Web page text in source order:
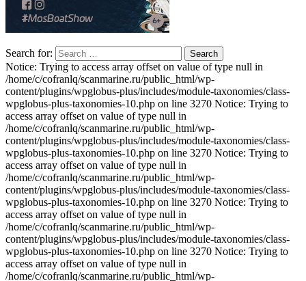
Search for:
Notice: Trying to access array offset on value of type null in /home/c/cofranlq/scanmarine.ru/public_html/wp-content/plugins/wpglobus-plus/includes/module-taxonomies/class-wpglobus-plus-taxonomies-10.php on line 3270 Notice: Trying to access array offset on value of type null in /home/c/cofranlq/scanmarine.ru/public_html/wp-content/plugins/wpglobus-plus/includes/module-taxonomies/class-wpglobus-plus-taxonomies-10.php on line 3270 Notice: Trying to access array offset on value of type null in /home/c/cofranlq/scanmarine.ru/public_html/wp-content/plugins/wpglobus-plus/includes/module-taxonomies/class-wpglobus-plus-taxonomies-10.php on line 3270 Notice: Trying to access array offset on value of type null in /home/c/cofranlq/scanmarine.ru/public_html/wp-content/plugins/wpglobus-plus/includes/module-taxonomies/class-wpglobus-plus-taxonomies-10.php on line 3270 Notice: Trying to access array offset on value of type null in /home/c/cofranlq/scanmarine.ru/public_html/wp-content/plugins/wpglobus-plus/includes/module-taxonomies/class-wpglobus-plus-taxonomies-10.php on line 3270 Notice: Trying to access array offset on value of type null in /home/c/cofranlq/scanmarine.ru/public_html/wp-content/plugins/wpglobus-plus/includes/module-taxonomies/class-wpglobus-plus-taxonomies-10.php on line 3270 Notice: Trying to access array offset on value of type null in /home/c/cofranlq/scanmarine.ru/public_html/wp-content/plugins/wpglobus-plus/includes/module-taxonomies/class-wpglobus-plus-taxonomies-10.php on line 3270 Notice: Trying to access array offset on value of type null in /home/c/cofranlq/scanmarine.ru/public_html/wp-content/plugins/wpglobus-plus/includes/module-taxonomies/class-wpglobus-plus-taxonomies-10.php on line 3270 Notice: Trying to access array offset on value of type null in /home/c/cofranlq/scanmarine.ru/public_html/wp-content/plugins/wpglobus-plus/includes/module-taxonomies/class-wpglobus-plus-taxonomies-10.php on line 3270 Notice: Trying to access array offset on value of type null in /home/c/cofranlq/scanmarine.ru/public_html/wp-content/plugins/wpglobus-plus/includes/module-taxonomies/class-wpglobus-plus-taxonomies-10.php on line 3270 Notice: Trying to access array offset on value of type null in /home/c/cofranlq/scanmarine.ru/public_html/wp-content/plugins/wpglobus-plus/includes/module-taxonomies/class-wpglobus-plus-taxonomies-10.php on line 3270 Notice: Trying to access array offset on value of type null in /home/c/cofranlq/scanmarine.ru/public_html/wp-content/plugins/wpglobus-plus/includes/module-taxonomies/class-wpglobus-plus-taxonomies-10.php on line 3270 Notice: Trying to access array offset on value of type null in /home/c/cofranlq/scanmarine.ru/public_html/wp-content/plugins/wpglobus-plus/includes/module-taxonomies/class-wpglobus-plus-taxonomies-10.php on line 3270 Notice: Trying to access array offset on value of type null in /home/c/cofranlq/scanmarine.ru/public_html/wp-content/plugins/wpglobus-plus/includes/module-taxonomies/class-wpglobus-plus-taxonomies-10.php on line 3270 Notice: Trying to access array offset on value of type null in /home/c/cofranlq/scanmarine.ru/public_html/wp-content/plugins/wpglobus-plus/includes/module-taxonomies/class-wpglobus-plus-taxonomies-10.php on line 3270 Notice: Trying to access array offset on value of type null in /home/c/cofranlq/scanmarine.ru/public_html/wp-content/plugins/wpglobus-plus/includes/module-taxonomies/class-wpglobus-plus-taxonomies-10.php on line 3270 Notice: Trying to access array offset on value of type null in /home/c/cofranlq/scanmarine.ru/public_html/wp-content/plugins/wpglobus-plus/includes/module-taxonomies/class-wpglobus-plus-taxonomies-10.php on line 3270 Notice: Trying to access array offset on value of type null in /home/c/cofranlq/scanmarine.ru/public_html/wp-content/plugins/wpglobus-plus/includes/module-taxonomies/class-wpglobus-plus-taxonomies-10.php on line 3270 Notice: Trying to access array offset on value of type null in /home/c/cofranlq/scanmarine.ru/public_html/wp-content/plugins/wpglobus-plus/includes/module-taxonomies/class-wpglobus-plus-taxonomies-10.php on line 3270 Notice: Trying to access array offset on value of type null in /home/c/cofranlq/scanmarine.ru/public_html/wp-content/plugins/wpglobus-plus/includes/module-taxonomies/class-wpglobus-plus-taxonomies-10.php on line 3270 Notice: Trying to access array offset on value of type null in /home/c/cofranlq/scanmarine.ru/public_html/wp-content/plugins/wpglobus-plus/includes/module-taxonomies/class-wpglobus-plus-taxonomies-10.php on line 3270 Notice: Trying to access array offset on value of type null in /home/c/cofranlq/scanmarine.ru/public_html/wp-content/plugins/wpglobus-plus/includes/module-taxonomies/class-wpglobus-plus-taxonomies-10.php on line 3270 Notice: Trying to access array offset on value of type null in /home/c/cofranlq/scanmarine.ru/public_html/wp-content/plugins/wpglobus-plus/includes/module-taxonomies/class-wpglobus-plus-taxonomies-10.php on line 3270 Notice: Trying to access array offset on value of type null in /home/c/cofranlq/scanmarine.ru/public_html/wp-content/plugins/wpglobus-plus/includes/module-taxonomies/class-wpglobus-plus-taxonomies-10.php on line 3270 Notice: Trying to access array offset on value of type null in /home/c/cofranlq/scanmarine.ru/public_html/wp-content/plugins/wpglobus-plus/includes/module-taxonomies/class-wpglobus-plus-taxonomies-10.php on line 3270 Notice: Trying to access array offset on value of type null in /home/c/cofranlq/scanmarine.ru/public_html/wp-content/plugins/wpglobus-plus/includes/module-taxonomies/class-wpglobus-plus-taxonomies-10.php on line 3270 Notice: Trying to access array offset on value of type null in /home/c/cofranlq/scanmarine.ru/public_html/wp-content/plugins/wpglobus-plus/includes/module-taxonomies/class-wpglobus-plus-taxonomies-10.php on line 3270 Notice: Trying to access array offset on value of type null in /home/c/cofranlq/scanmarine.ru/public_html/wp-content/plugins/wpglobus-plus/includes/module-taxonomies/class-wpglobus-plus-taxonomies-10.php on line 3270 Notice: Trying to access array offset on value of type null in /home/c/cofranlq/scanmarine.ru/public_html/wp-content/plugins/wpglobus-plus/includes/module-taxonomies/class-wpglobus-plus-taxonomies-10.php on line 3270 Notice: Trying to access array offset on value of type null in /home/c/cofranlq/scanmarine.ru/public_html/wp-content/plugins/wpglobus-plus/includes/module-taxonomies/class-wpglobus-plus-taxonomies-10.php on line 3270 Notice: Trying to access array offset on value of type null in /home/c/cofranlq/scanmarine.ru/public_html/wp-content/plugins/wpglobus-plus/includes/module-taxonomies/class-wpglobus-plus-taxonomies-10.php on line 3270 Notice: Trying to access array offset on value of type null in /home/c/cofranlq/scanmarine.ru/public_html/wp-content/plugins/wpglobus-plus/includes/module-taxonomies/class-wpglobus-plus-taxonomies-10.php on line 3270 Notice: Trying to access array offset on value of type null in /home/c/cofranlq/scanmarine.ru/public_html/wp-content/plugins/wpglobus-plus/includes/module-taxonomies/class-wpglobus-plus-taxonomies-10.php on line 3270 Notice: Trying to access array offset on value of type null in /home/c/cofranlq/scanmarine.ru/public_html/wp-content/plugins/wpglobus-plus/includes/module-taxonomies/class-wpglobus-plus-taxonomies-10.php on line 3270 Notice: Trying to access array offset on value of type null in /home/c/cofranlq/scanmarine.ru/public_html/wp-content/plugins/wpglobus-plus/includes/module-taxonomies/class-wpglobus-plus-taxonomies-10.php on line 3270 Notice: Trying to access array offset on value of type null in /home/c/cofranlq/scanmarine.ru/public_html/wp-content/plugins/wpglobus-plus/includes/module-taxonomies/class-wpglobus-plus-taxonomies-10.php on line 3270 Notice: Trying to access array offset on value of type null in /home/c/cofranlq/scanmarine.ru/public_html/wp-content/plugins/wpglobus-plus/includes/module-taxonomies/class-wpglobus-plus-taxonomies-10.php on line 3270 Notice: Trying to access array offset on value of type null in /home/c/cofranlq/scanmarine.ru/public_html/wp-content/plugins/wpglobus-plus/includes/module-taxonomies/class-wpglobus-plus-taxonomies-10.php on line 3270 Notice: Trying to access array offset on value of type null in /home/c/cofranlq/scanmarine.ru/public_html/wp-content/plugins/wpglobus-plus/includes/module-taxonomies/class-wpglobus-plus-taxonomies-10.php on line 3270 Notice: Trying to access array offset on value of type null in /home/c/cofranlq/scanmarine.ru/public_html/wp-content/plugins/wpglobus-plus/includes/module-taxonomies/class-wpglobus-plus-taxonomies-10.php on line 3270 Notice: Trying to access array offset on value of type null in /home/c/cofranlq/scanmarine.ru/public_html/wp-content/plugins/wpglobus-plus/includes/module-taxonomies/class-wpglobus-plus-taxonomies-10.php on line 3270 Notice: Trying to access array offset on value of type null in /home/c/cofranlq/scanmarine.ru/public_html/wp-content/plugins/wpglobus-plus/includes/module-taxonomies/class-wpglobus-plus-taxonomies-10.php on line 3270 Notice: Trying to access array offset on value of type null in /home/c/cofranlq/scanmarine.ru/public_html/wp-content/plugins/wpglobus-plus/includes/module-taxonomies/class-wpglobus-plus-taxonomies-10.php on line 3270 Notice: Trying to access array offset on value of type null in /home/c/cofranlq/scanmarine.ru/public_html/wp-content/plugins/wpglobus-plus/includes/module-taxonomies/class-wpglobus-plus-taxonomies-10.php on line 3270 Notice: Trying to access array offset on value of type null in /home/c/cofranlq/scanmarine.ru/public_html/wp-content/plugins/wpglobus-plus/includes/module-taxonomies/class-wpglobus-plus-taxonomies-10.php on line 3270 Notice: Trying to access array offset on value of type null in /home/c/cofranlq/scanmarine.ru/public_html/wp-content/plugins/wpglobus-plus/includes/module-taxonomies/class-wpglobus-plus-taxonomies-10.php on line 3270 Notice: Trying to